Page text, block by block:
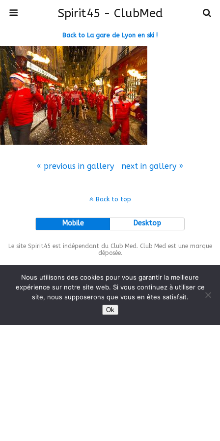
Spirit45 - ClubMed
Back to La gare de Lyon en ski !
« previous in gallery next in gallery »
Back to top
Mobile Desktop
Le site Spirit45 est indépendant du Club Med. Club Med est une marque
déposée.
This site is protected bywp-copyrightpro.com
Nous utilisons des cookies pour vous garantir la meilleure
expérience sur notre site web. Si vous continuez à utiliser ce
site, nous supposerons que vous en êtes satisfait.
Ok